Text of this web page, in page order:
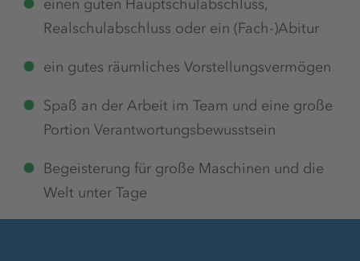
Arbeitskleidung
Aufstiegsmöglichkeiten
einen guten Hauptschulabschluss,
Realschulabschluss oder ein (Fach-)Abitur
ein gutes räumliches Vorstellungsvermögen
Spaß an der Arbeit im Team und eine große
Portion Verantwortungsbewusstsein
Begeisterung für große Maschinen und die
Welt unter Tage